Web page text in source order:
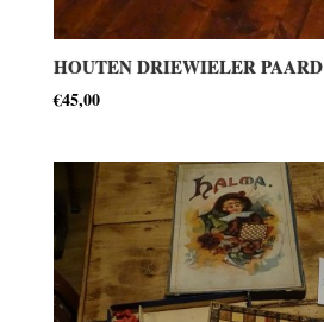
HOUTEN DRIEWIELER PAARD
€45,00